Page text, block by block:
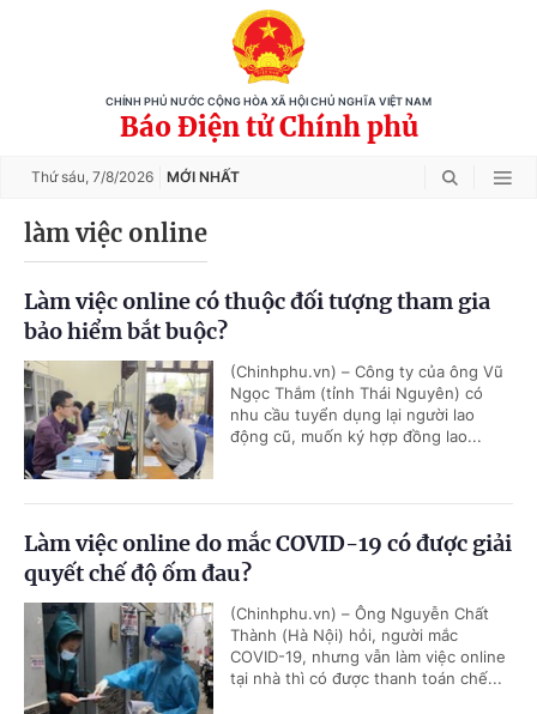
CHÍNH PHỦ NƯỚC CỘNG HÒA XÃ HỘI CHỦ NGHĨA VIỆT NAM
Báo Điện tử Chính phủ
Thứ sáu, 7/8/2026 MỚI NHẤT
làm việc online
Làm việc online có thuộc đối tượng tham gia
bảo hiểm bắt buộc?
(Chinhphu.vn) – Công ty của ông Vũ
Ngọc Thắm (tỉnh Thái Nguyên) có
nhu cầu tuyển dụng lại người lao
động cũ, muốn ký hợp đồng lao...
Làm việc online do mắc COVID-19 có được giải
quyết chế độ ốm đau?
(Chinhphu.vn) – Ông Nguyễn Chất
Thành (Hà Nội) hỏi, người mắc
COVID-19, nhưng vẫn làm việc online
tại nhà thì có được thanh toán chế...